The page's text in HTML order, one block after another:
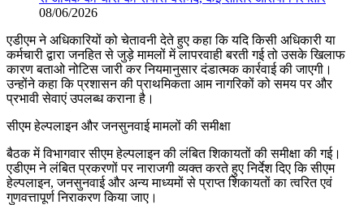
08/06/2026
एडीएम ने अधिकारियों को चेतावनी देते हुए कहा कि यदि किसी अधिकारी या
कर्मचारी द्वारा जनहित से जुड़े मामलों में लापरवाही बरती गई तो उसके खिलाफ
कारण बताओ नोटिस जारी कर नियमानुसार दंडात्मक कार्रवाई की जाएगी।
उन्होंने कहा कि प्रशासन की प्राथमिकता आम नागरिकों को समय पर और
प्रभावी सेवाएं उपलब्ध कराना है।
सीएम हेल्पलाइन और जनसुनवाई मामलों की समीक्षा
बैठक में विभागवार सीएम हेल्पलाइन की लंबित शिकायतों की समीक्षा की गई।
एडीएम ने लंबित प्रकरणों पर नाराजगी व्यक्त करते हुए निर्देश दिए कि सीएम
हेल्पलाइन, जनसुनवाई और अन्य माध्यमों से प्राप्त शिकायतों का त्वरित एवं
गुणवत्तापूर्ण निराकरण किया जाए।